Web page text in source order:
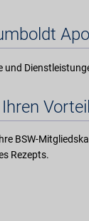
und
BSW-
Rezepts.